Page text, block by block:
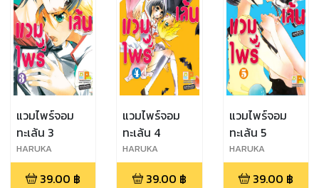
แวมไพร์จอม
ทะเล้น 3
HARUKA
FUKUSHIMA
39.00 ฿
แวมไพร์จอม
ทะเล้น 4
HARUKA
FUKUSHIMA
39.00 ฿
แวมไพร์จอม
ทะเล้น 5
HARUKA
FUKUSHIMA
39.00 ฿